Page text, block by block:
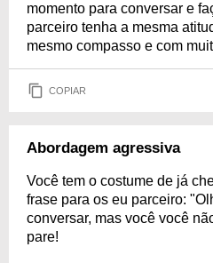
momento para conversar e
parceiro tenha a mesma
mesmo compasso e com
COPIAR
Abordagem agressiva
Você tem o costume de já
frase para os eu parceiro:
conversar, mas você você
pare!